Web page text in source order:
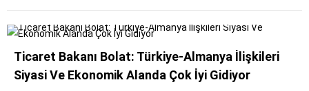
Ticaret Bakanı Bolat: Türkiye-Almanya İlişkileri
Siyasi Ve Ekonomik Alanda Çok İyi Gidiyor